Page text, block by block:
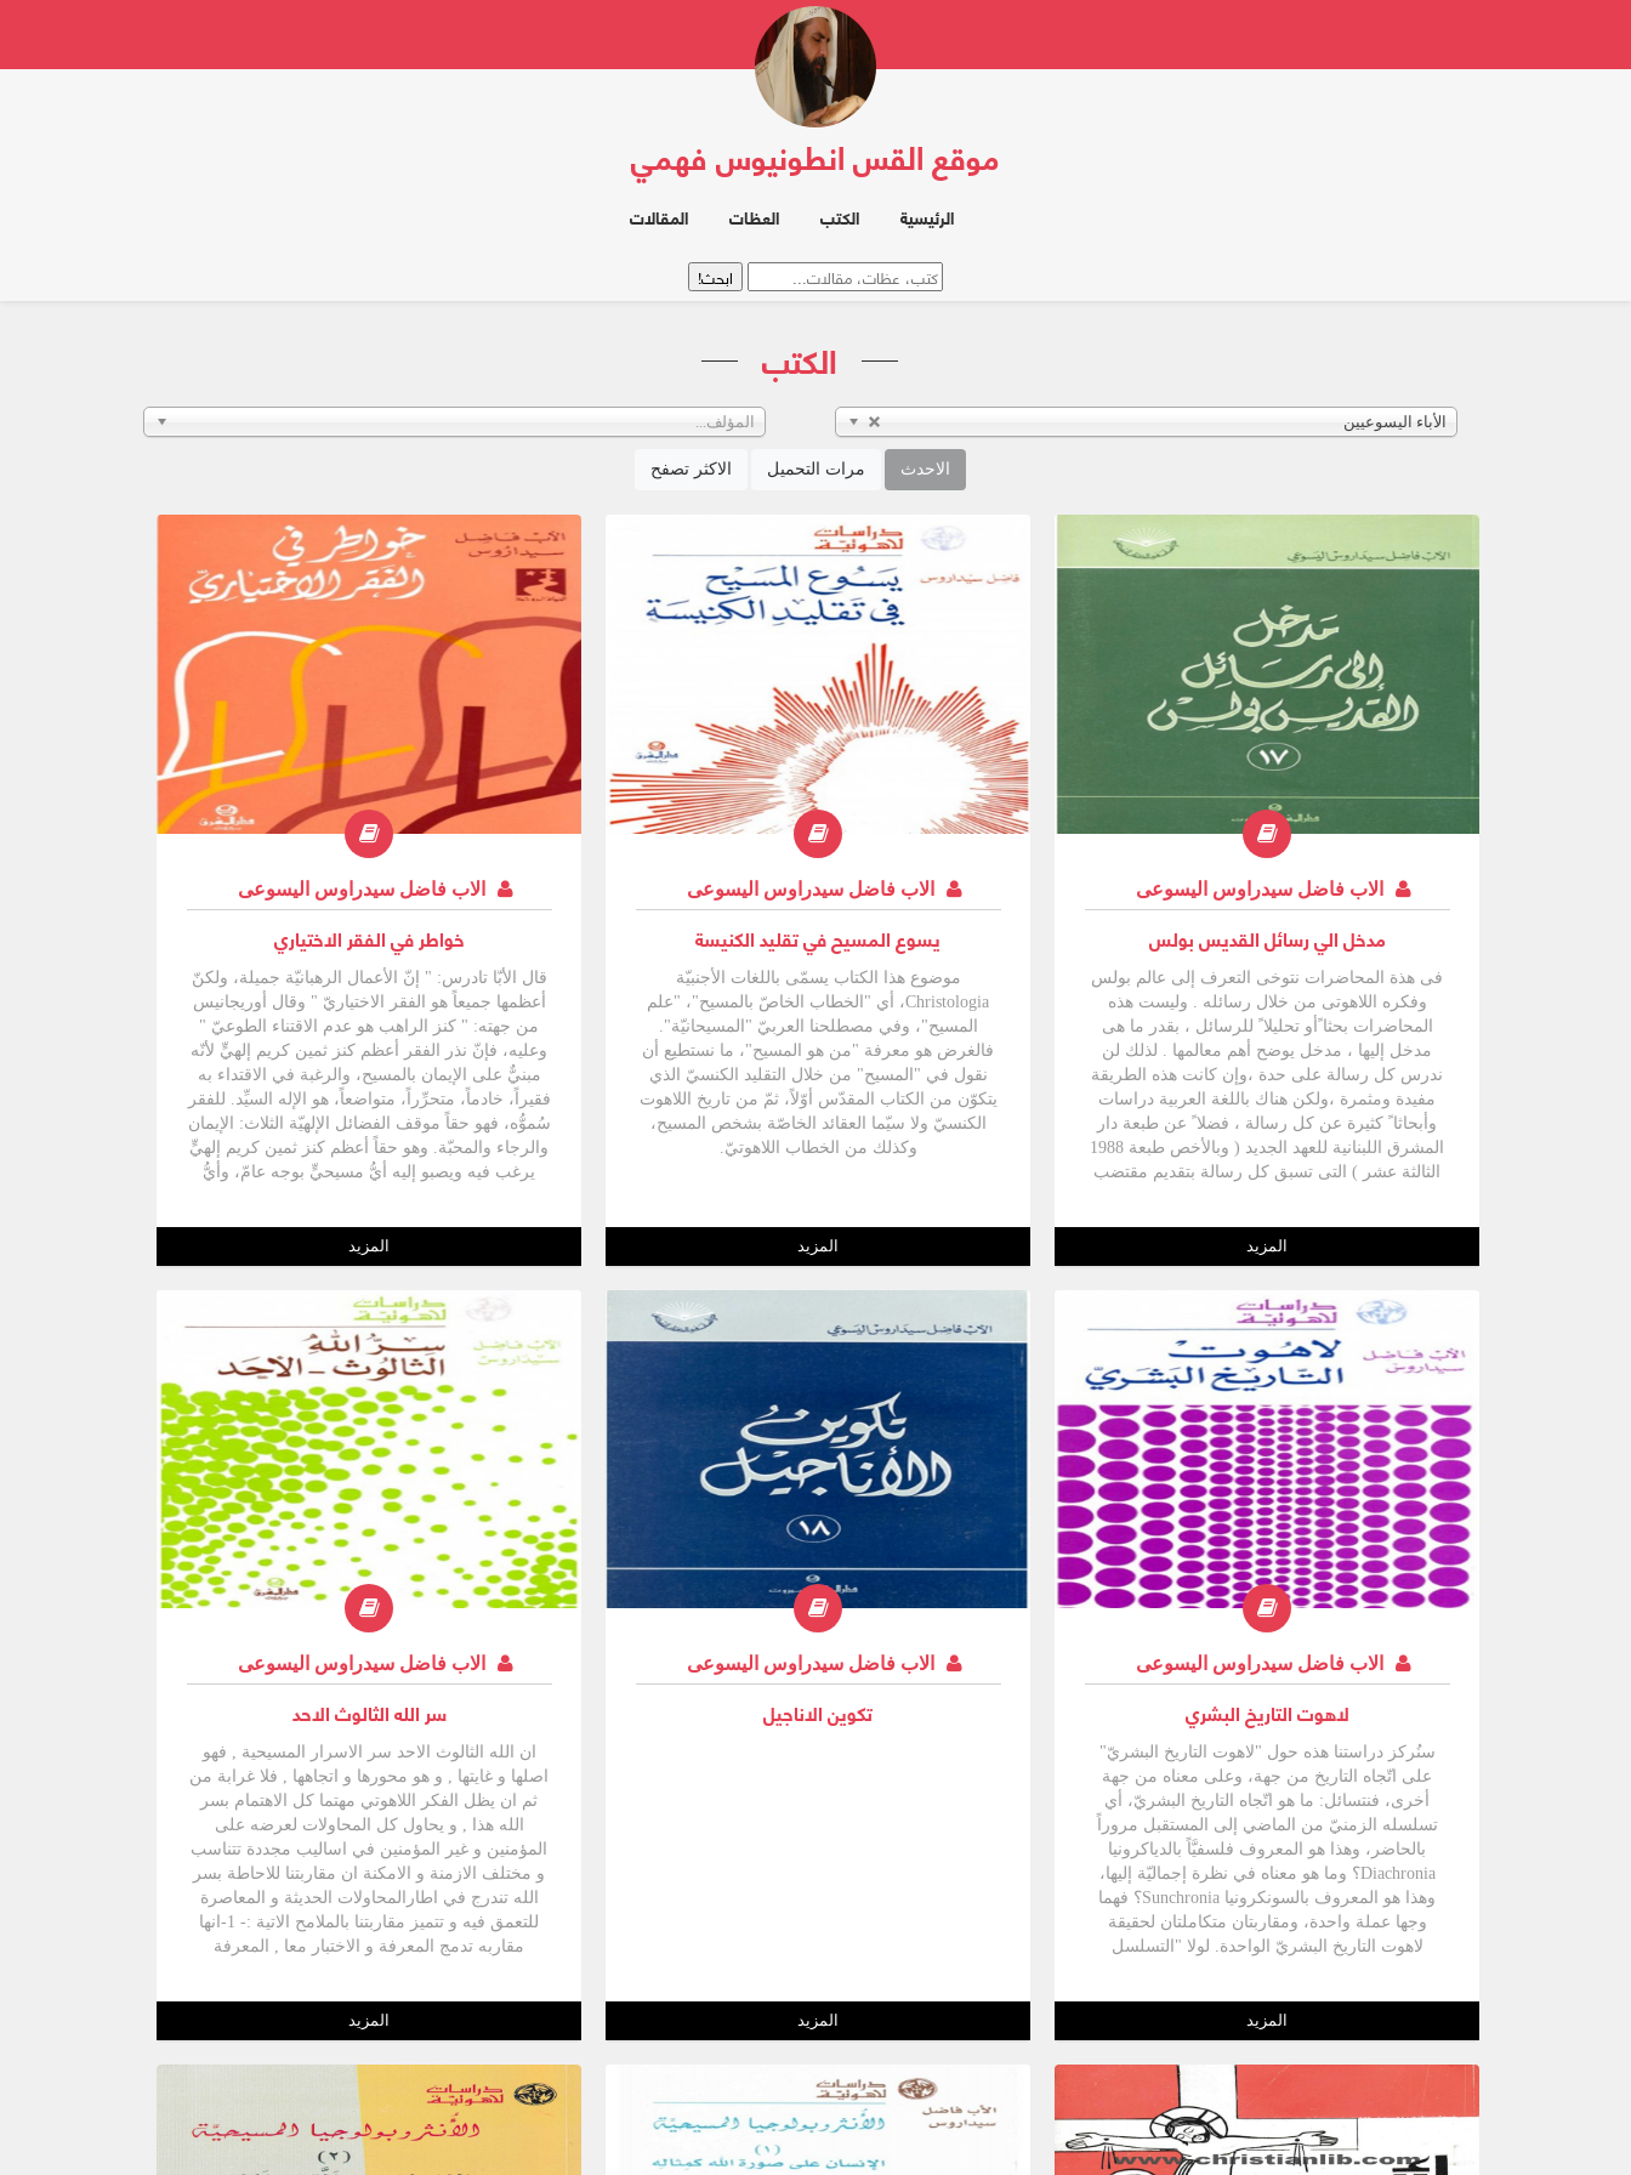
موقع القس انطونيوس فهمي
الرئيسية الكتب العظات المقالات
الكتب
المؤلف... الأباء اليسوعيين
الاحدث مرات التحميل الاكثر تصفح
الاب فاضل سيدراوس اليسوعى
مدخل الي رسائل القديس بولس
فى هذة المحاضرات نتوخى التعرف إلى عالم بولس
وفكره اللاهوتى من خلال رسائله . وليست هذه
المحاضرات بحثا ًأو تحليلا ً للرسائل ، بقدر ما هى
مدخل إليها ، مدخل يوضح أهم معالمها . لذلك لن
ندرس كل رسالة على حدة ،وإن كانت هذه الطريقة
مفيدة ومثمرة ،ولكن هناك باللغة العربية دراسات
وأبحاثا ً كثيرة عن كل رسالة ، فضلا ً عن طبعة دار
المشرق اللبنانية للعهد الجديد ( وبالأخص طبعة 1988
الثالثة عشر ) التى تسبق كل رسالة بتقديم مقتضب
المزيد
الاب فاضل سيدراوس اليسوعى
يسوع المسيح في تقليد الكنيسة
موضوع هذا الكتاب يسمّى باللغات الأجنبيّة
Christologia، أي "الخطاب الخاصّ بالمسيح"، "علم
المسيح"، وفي مصطلحنا العربيّ "المسيحانيّة".
فالغرض هو معرفة "من هو المسيح"، ما نستطيع أن
نقول في "المسيح" من خلال التقليد الكنسيّ الذي
يتكوّن من الكتاب المقدّس أوّلاً، ثمّ من تاريخ اللاهوت
الكنسيّ ولا سيّما العقائد الخاصّة بشخص المسيح،
وكذلك من الخطاب اللاهوتيّ.
المزيد
الاب فاضل سيدراوس اليسوعى
خواطر في الفقر الاختياري
قال الأبّا تادرس: " إنّ الأعمال الرهبانيّة جميلة، ولكنّ
أعظمها جميعاً هو الفقر الاختياريّ " وقال أوريجانيس
من جهته: " كنز الراهب هو عدم الاقتناء الطوعيّ "
وعليه، فإنّ نذر الفقر أعظم كنز ثمين كريم إلهيٍّ لأنّه
مبنيٌّ على الإيمان بالمسيح، والرغبة في الاقتداء به
فقيراً، خادماً، متحرِّراً، متواضعاً، هو الإله السيِّد. للفقر
سُموُّه، فهو حقاً موقف الفضائل الإلهيّة الثلاث: الإيمان
والرجاء والمحبّة. وهو حقاً أعظم كنز ثمين كريم إلهيٍّ
يرغب فيه ويصبو إليه أيُّ مسيحيٍّ بوجه عامّ، وأيُّ
المزيد
الاب فاضل سيدراوس اليسوعى
لاهوت التاريخ البشري
سنُركز دراستنا هذه حول "لاهوت التاريخ البشريّ"
على اتّجاه التاريخ من جهة، وعلى معناه من جهة
أخرى، فنتسائل: ما هو اتّجاه التاريخ البشريّ، أي
تسلسله الزمنيّ من الماضي إلى المستقبل مروراً
بالحاضر، وهذا هو المعروف فلسفيَّاً بالدياكرونيا
Diachronia؟ وما هو معناه في نظرة إجماليّة إليها،
وهذا هو المعروف بالسونكرونيا Sunchronia؟ فهما
وجها عملة واحدة، ومقاربتان متكاملتان لحقيقة
لاهوت التاريخ البشريّ الواحدة. لولا "التسلسل
البحث عن "المعنى" وهو من أهمِّ قضايا الفلسفة
واللاهوت المعاصرة لوقع لاهوت التاريخ في فخّ انغلاق
التاريخ على نفسه. ولذلك، فإنّ كلتا المقاربتين تُكمِّلان
وتنيران الواحدة الأخرى، وتستجليان مفهوم "لاهوت
التاريخ البشريّ".
المزيد
الاب فاضل سيدراوس اليسوعى
تكوين الاناجيل
المزيد
الاب فاضل سيدراوس اليسوعى
سر الله الثالوث الاحد
ان الله الثالوث الاحد سر الاسرار المسيحية , فهو
اصلها و غايتها , و هو محورها و اتجاهها , فلا غرابة من
ثم ان يظل الفكر اللاهوتي مهتما كل الاهتمام بسر
الله هذا , و يحاول كل المحاولات لعرضه على
المؤمنين و غير المؤمنين في اساليب مجددة تتناسب
و مختلف الازمنة و الامكنة ان مقاربتنا للاحاطة بسر
الله تندرج في اطارالمحاولات الحديثة و المعاصرة
للتعمق فيه و تتميز مقاربتنا بالملامح الاتية :- 1-انها
مقاربه تدمج المعرفة و الاختبار معا , المعرفة
كالرئتين اللتين يتنفس بهما الانسان , بل انهما يؤثران
الواحد في الاخر , فالعقل لا يستطيع ان يدخل في
اعماق هذا السر و يسبر اغواره إلا اذا اقترن بالاختبار
2- انها مقاربة تجمع بين الشرق و الغرب , لان
للتقليدين اهميتهما القصوى في فهم سر الله والتعبير
عنه لاهوتيا مناسبا , فلا مكان اليوم لحديث واحد فقط
عن الله , بل ان تعددية الاحدايث و التعابير و الصيغ
المزيد